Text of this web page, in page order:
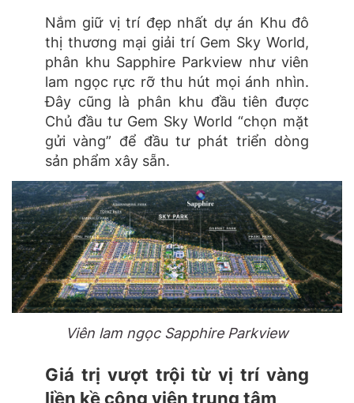
Nắm giữ vị trí đẹp nhất dự án Khu đô
thị thương mại giải trí Gem Sky World,
phân khu Sapphire Parkview như viên
lam ngọc rực rỡ thu hút mọi ánh nhìn.
Đây cũng là phân khu đầu tiên được
Chủ đầu tư Gem Sky World “chọn mặt
gửi vàng” để đầu tư phát triển dòng
sản phẩm xây sẵn.
Viên lam ngọc Sapphire Parkview
Giá trị vượt trội từ vị trí vàng
liền kề công viên trung tâm